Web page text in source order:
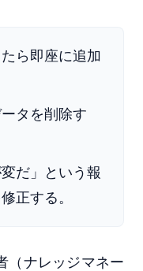
ら即座に追加
タを削除す
だ」という報
正する。
（ナレッジマネー